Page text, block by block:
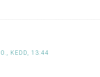
KEDD, 13:44